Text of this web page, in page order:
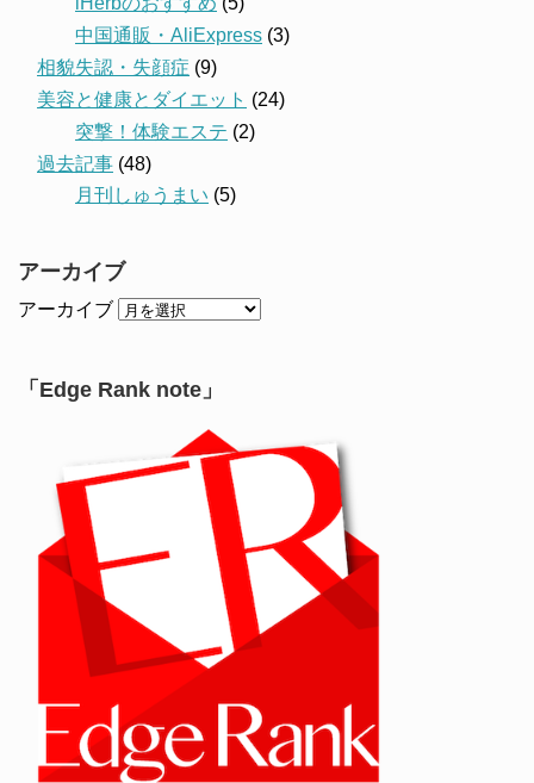
中国通販・AliExpress (3)
相貌失認・失顔症 (9)
美容と健康とダイエット (24)
突撃！体験エステ (2)
過去記事 (48)
月刊しゅうまい (5)
アーカイブ
アーカイブ
「Edge Rank note」